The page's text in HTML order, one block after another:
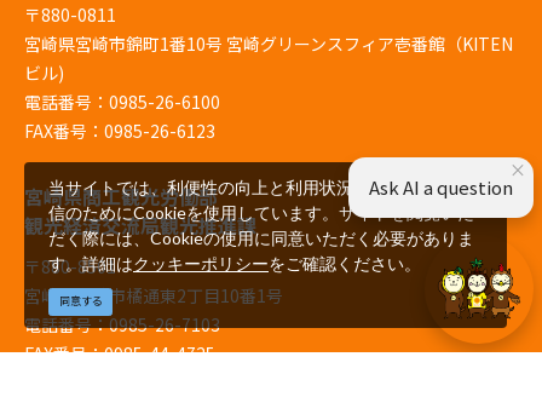
〒880-0811
宮崎県宮崎市錦町1番10号 宮崎グリーンスフィア壱番館（KITEN
ビル)
電話番号：0985-26-6100
FAX番号：0985-26-6123
宮崎県商工観光労働部
観光経済交流局観光推進課
〒880-8501
宮崎県宮崎市橘通東2丁目10番1号
電話番号：0985-26-7103
FAX番号：0985-44-4725
当サイトでは、利便性の向上と利用状況の解析、広告配
信のためにCookieを使用しています。サイトを閲覧いた
だく際には、Cookieの使用に同意いただく必要がありま
す。詳細はクッキーポリシーをご確認ください。
同意する
×
Ask AI a question